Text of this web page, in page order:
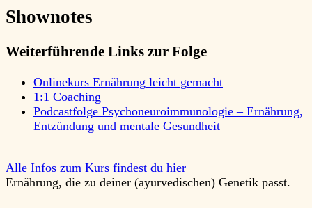
Shownotes
Weiterführende Links zur Folge
Onlinekurs Ernährung leicht gemacht
1:1 Coaching
Podcastfolge Psychoneuroimmunologie – Ernährung,
Entzündung und mentale Gesundheit
Alle Infos zum Kurs findest du hier
Ernährung, die zu deiner (ayurvedischen) Genetik passt.